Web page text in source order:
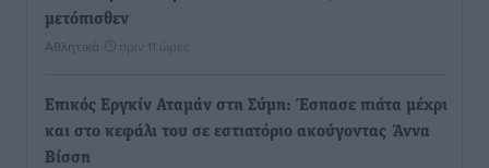
μετόπισθεν
Αθλητικά πριν 11 ώρες
Επικός Εργκίν Αταμάν στη Σύμη: Έσπασε πιάτα μέχρι
και στο κεφάλι του σε εστιατόριο ακούγοντας Άννα
Βίσση